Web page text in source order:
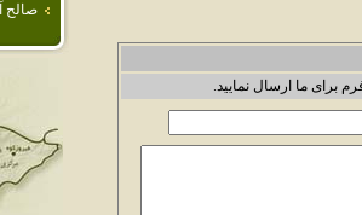
صالح
برای ما ارسال نمایید.